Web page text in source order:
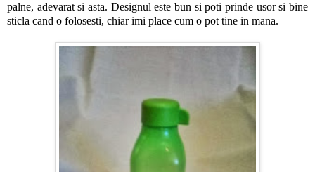
palne, adevarat si asta. Designul este bun si poti prinde usor si bine
sticla cand o folosesti, chiar imi place cum o pot tine in mana.